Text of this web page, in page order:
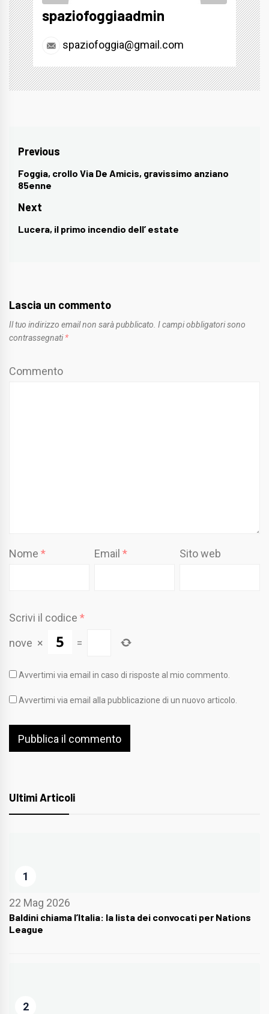
spaziofoggiaadmin
spaziofoggia@gmail.com
Navigazione
articoli
Previous
Previous
post:
Foggia, crollo Via De Amicis, gravissimo anziano
85enne
Next
Next
Lucera, il primo incendio dell’ estate
Lascia un commento
Il tuo indirizzo email non sarà pubblicato. I campi obbligatori sono
contrassegnati *
Commento
Nome * Email* Sito web
Scrivi il codice *
nove × =
Avvertimi via email in caso di risposte al mio commento.
Avvertimi via email alla pubblicazione di un nuovo articolo.
Ultimi Articoli
1
22 Mag 2026
Baldini chiama l’Italia: la lista dei convocati per Nations
League
2